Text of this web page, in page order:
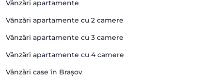
Vânzări apartamente
Vânzări apartamente cu 2 camere
Vânzări apartamente cu 3 camere
Vânzări apartamente cu 4 camere
Vânzări case în Brașov